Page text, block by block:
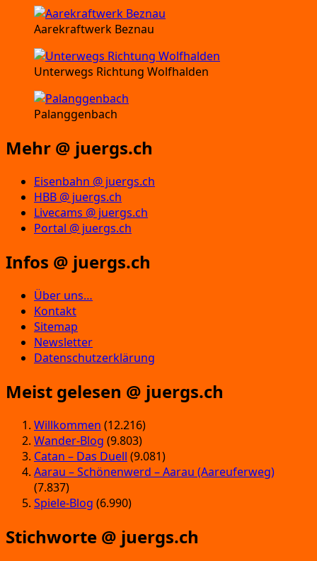
Aarekraftwerk Beznau
Unterwegs Richtung Wolfhalden
Palanggenbach
Mehr @ juergs.ch
Eisenbahn @ juergs.ch
HBB @ juergs.ch
Livecams @ juergs.ch
Portal @ juergs.ch
Infos @ juergs.ch
Über uns…
Kontakt
Sitemap
Newsletter
Datenschutzerklärung
Meist gelesen @ juergs.ch
Willkommen (12.216)
Wander-Blog (9.803)
Catan – Das Duell (9.081)
Aarau – Schönenwerd – Aarau (Aareuferweg)
(7.837)
Spiele-Blog (6.990)
Stichworte @ juergs.ch